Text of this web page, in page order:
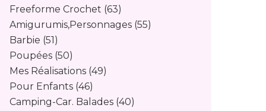
Freeforme Crochet (63)
Amigurumis,personnages (55)
Barbie (51)
Poupées (50)
Mes Réalisations (49)
Pour Enfants (46)
Camping-Car. Balades (40)